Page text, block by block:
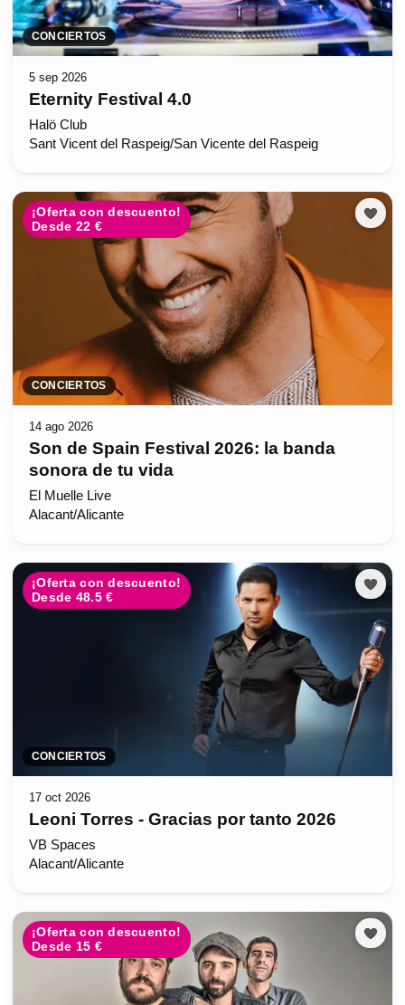
CONCIERTOS
5 sep 2026
Eternity Festival 4.0
Halö Club
Sant Vicent del Raspeig/San Vicente del Raspeig
¡Oferta con descuento!
Desde 22 €
CONCIERTOS
14 ago 2026
Son de Spain Festival 2026: la banda
sonora de tu vida
El Muelle Live
Alacant/Alicante
¡Oferta con descuento!
Desde 48.5 €
CONCIERTOS
17 oct 2026
Leoni Torres - Gracias por tanto 2026
VB Spaces
Alacant/Alicante
¡Oferta con descuento!
Desde 15 €